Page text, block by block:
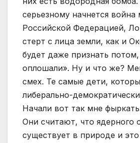
серьезному начнется
Российской Федерацией,
стерт с лица земли, как и
будет даже признать
оплошали». Ну и что же?
смех. Те самые дети,
либерально-
Начали вот так мне
Они считают, что ядерного
существует в природе и